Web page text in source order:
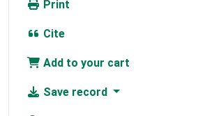
Print
Cite
Add to your cart
Save record